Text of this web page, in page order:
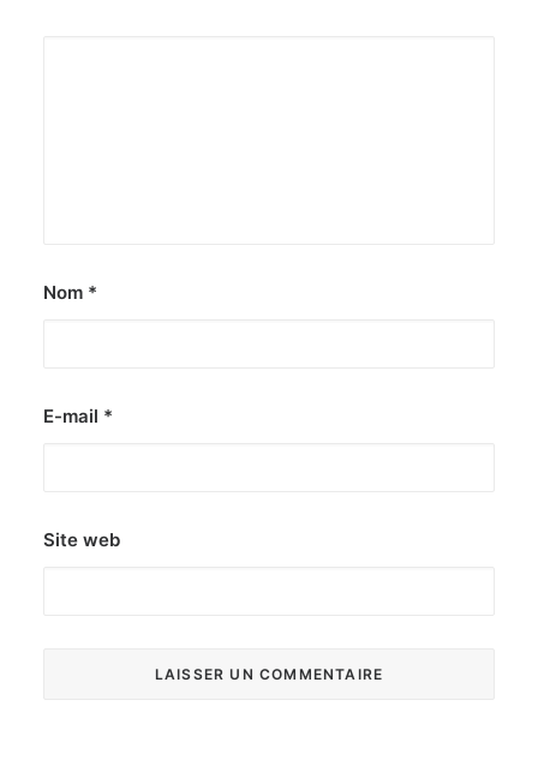
Nom *
E-mail *
Site web